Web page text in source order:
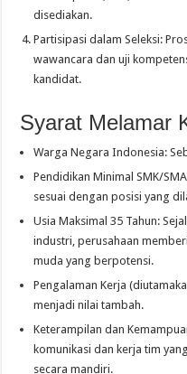
disediakan.
Partisipasi dalam Seleksi:
wawancara dan uji
kandidat.
Syarat Melamar
Warga Negara Indonesia:
Pendidikan Minimal SMK/
sesuai dengan posisi yang
Usia Maksimal 35 Tahun:
industri, perusahaan
muda yang berpotensi.
Pengalaman Kerja
menjadi nilai tambah.
Keterampilan dan
komunikasi dan kerja tim
secara mandiri.